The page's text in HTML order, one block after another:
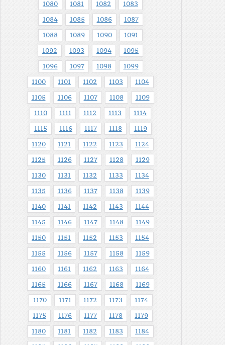
1080 1081 1082 1083
1084 1085 1086 1087
1088 1089 1090 1091
1092 1093 1094 1095
1096 1097 1098 1099
1100 1101 1102 1103 1104
1105 1106 1107 1108 1109
1110 1111 1112 1113 1114
1115 1116 1117 1118 1119
1120 1121 1122 1123 1124
1125 1126 1127 1128 1129
1130 1131 1132 1133 1134
1135 1136 1137 1138 1139
1140 1141 1142 1143 1144
1145 1146 1147 1148 1149
1150 1151 1152 1153 1154
1155 1156 1157 1158 1159
1160 1161 1162 1163 1164
1165 1166 1167 1168 1169
1170 1171 1172 1173 1174
1175 1176 1177 1178 1179
1180 1181 1182 1183 1184